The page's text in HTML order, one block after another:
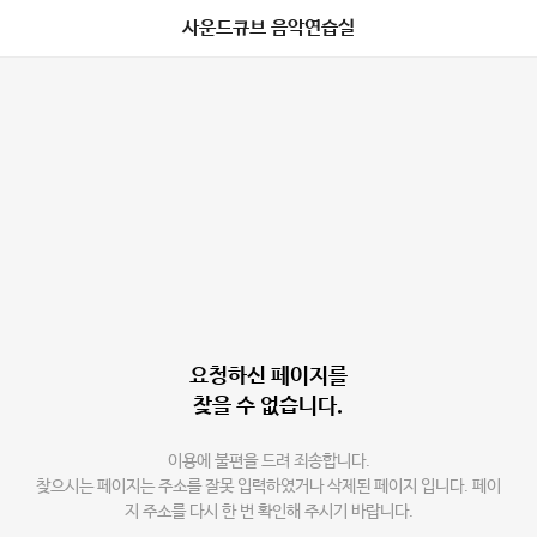
사운드큐브 음악연습실
요청하신 페이지를
찾을 수 없습니다.
이용에 불편을 드려 죄송합니다.
찾으시는 페이지는 주소를 잘못 입력하였거나 삭제된 페이지 입니다. 페이
지 주소를 다시 한 번 확인해 주시기 바랍니다.